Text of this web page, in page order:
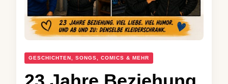
GESCHICHTEN, SONGS, COMICS & MEHR